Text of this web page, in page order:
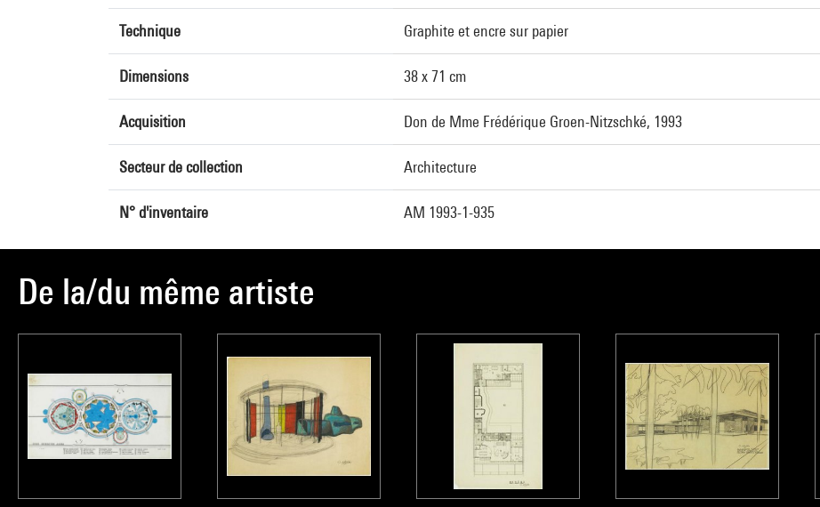
Technique Graphite et encre sur papier
Dimensions 38 x 71 cm
Acquisition Don de Mme Frédérique Groen-Nitzschké, 1993
Secteur de collection Architecture
N° d'inventaire AM 1993-1-935
De la/du même artiste